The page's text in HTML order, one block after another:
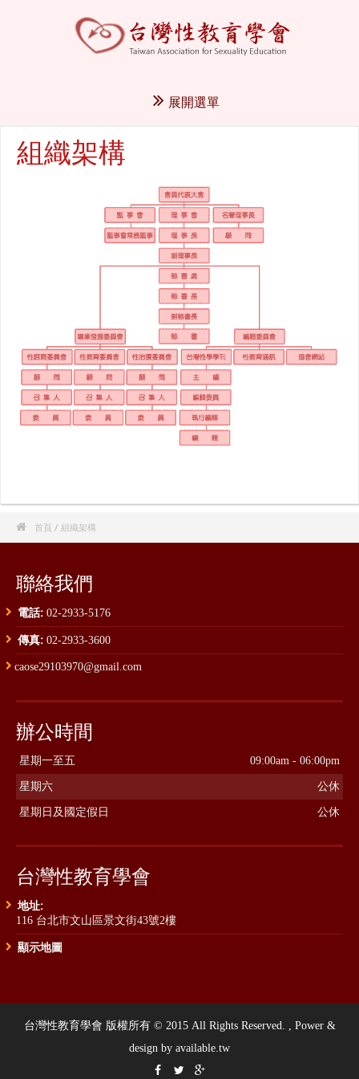
展開選單
組織架構
 首頁 / 組織架構
聯絡我們
電話: 02-2933-5176
傳真: 02-2933-3600
caose29103970@gmail.com
辦公時間
星期一至五 09:00am - 06:00pm
星期六 公休
星期日及國定假日 公休
台灣性教育學會
地址:
116 台北市文山區景文街43號2樓
顯示地圖
台灣性教育學會 版權所有 © 2015 All Rights Reserved. , Power &
design by available.tw
  